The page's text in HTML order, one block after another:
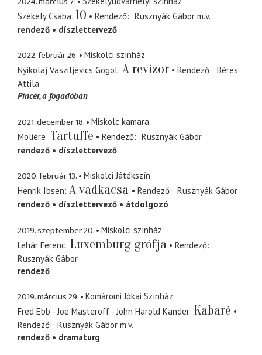
Székely Csaba 10 Rendező Rusznyák Gábor m.v.
rendező
díszlettervező
2022. február 26.
Miskolci színház
Nyikolaj Vasziljevics Gogol A revizor Rendező
Béres
Attila
Pincér a fogadóban
2021. december 18.
Miskolc kamara
Molière Tartuffe Rendező
Rusznyák Gábor
rendező
díszlettervező
2020. február 13.
Miskolci Játékszín
Henrik Ibsen A vadkacsa Rendező
Rusznyák Gábor
rendező
díszlettervező átdolgozó
2019. szeptember 20.
Miskolci színház
Lehár Ferenc Luxemburg grófja
Rendező
Rusznyák Gábor
rendező
2019. március 29.
Komáromi Jókai Színház
Fred Ebb - Joe Masteroff - John Harold Kander Kabaré
Rendező Rusznyák Gábor m.v.
rendező
dramaturg